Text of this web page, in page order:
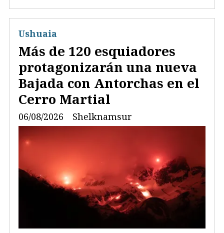
Más de 120 esquiadores
protagonizarán una nueva
Bajada con Antorchas en el
Cerro Martial
Shelknamsur
Ushuaia
06/08/2026